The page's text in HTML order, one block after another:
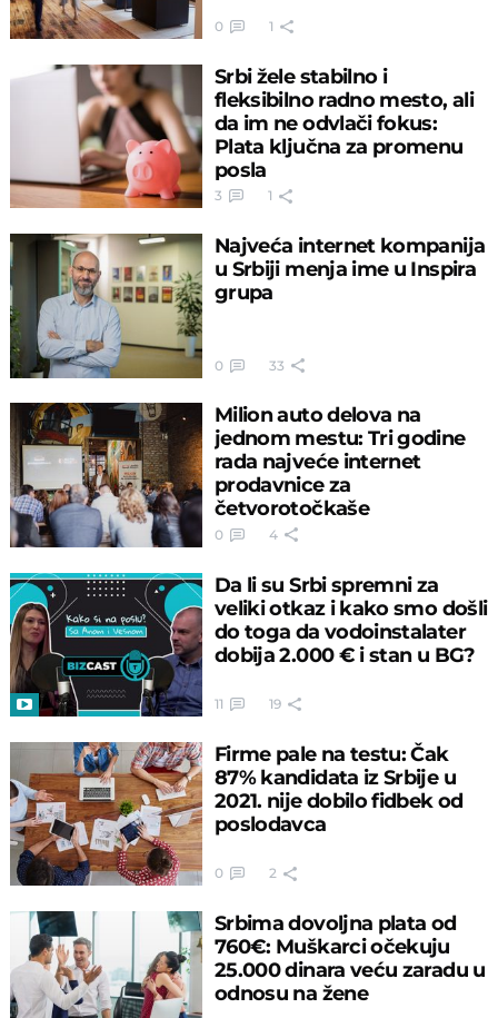
0 1
Srbi žele stabilno i
fleksibilno radno mesto, ali
da im ne odvlači fokus:
Plata ključna za promenu
posla
3 1
Najveća internet kompanija
u Srbiji menja ime u Inspira
grupa
0 33
Milion auto delova na
jednom mestu: Tri godine
rada najveće internet
prodavnice za
četvorotočkaše
0 4
Da li su Srbi spremni za
veliki otkaz i kako smo došli
do toga da vodoinstalater
dobija 2.000 € i stan u BG?
11 19
Firme pale na testu: Čak
87% kandidata iz Srbije u
2021. nije dobilo fidbek od
poslodavca
0 2
Srbima dovoljna plata od
760€: Muškarci očekuju
25.000 dinara veću zaradu u
odnosu na žene